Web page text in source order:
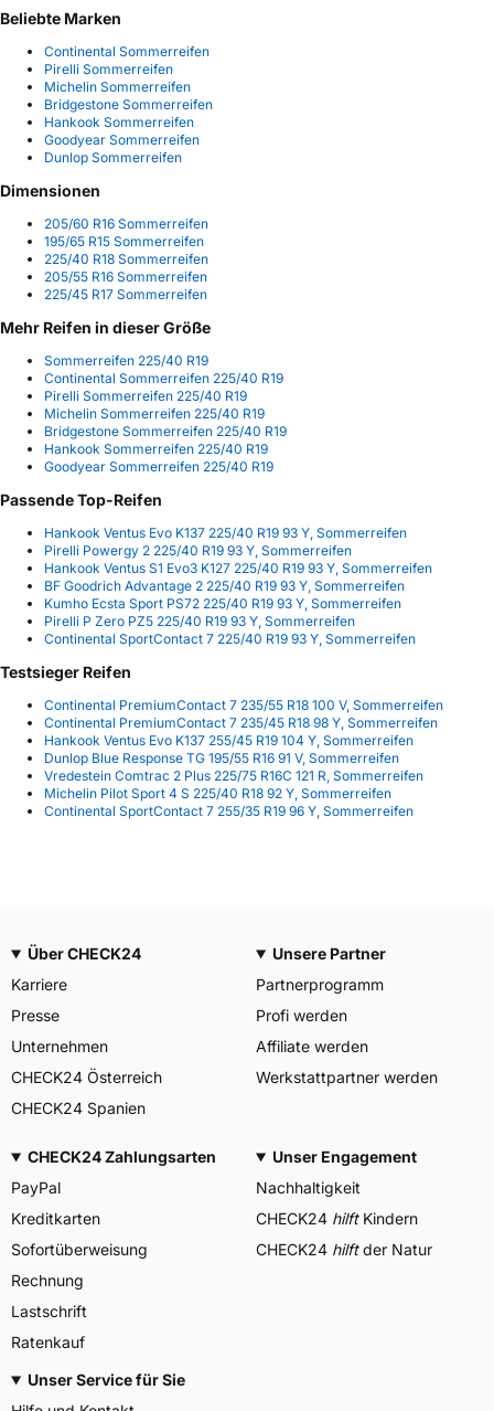
Beliebte Marken
Continental Sommerreifen
Pirelli Sommerreifen
Michelin Sommerreifen
Bridgestone Sommerreifen
Hankook Sommerreifen
Goodyear Sommerreifen
Dunlop Sommerreifen
Dimensionen
205/60 R16 Sommerreifen
195/65 R15 Sommerreifen
225/40 R18 Sommerreifen
205/55 R16 Sommerreifen
225/45 R17 Sommerreifen
Mehr Reifen in dieser Größe
Sommerreifen 225/40 R19
Continental Sommerreifen 225/40 R19
Pirelli Sommerreifen 225/40 R19
Michelin Sommerreifen 225/40 R19
Bridgestone Sommerreifen 225/40 R19
Hankook Sommerreifen 225/40 R19
Goodyear Sommerreifen 225/40 R19
Passende Top-Reifen
Hankook Ventus Evo K137 225/40 R19 93 Y, Sommerreifen
Pirelli Powergy 2 225/40 R19 93 Y, Sommerreifen
Hankook Ventus S1 Evo3 K127 225/40 R19 93 Y, Sommerreifen
BF Goodrich Advantage 2 225/40 R19 93 Y, Sommerreifen
Kumho Ecsta Sport PS72 225/40 R19 93 Y, Sommerreifen
Pirelli P Zero PZ5 225/40 R19 93 Y, Sommerreifen
Continental SportContact 7 225/40 R19 93 Y, Sommerreifen
Testsieger Reifen
Continental PremiumContact 7 235/55 R18 100 V, Sommerreifen
Continental PremiumContact 7 235/45 R18 98 Y, Sommerreifen
Hankook Ventus Evo K137 255/45 R19 104 Y, Sommerreifen
Dunlop Blue Response TG 195/55 R16 91 V, Sommerreifen
Vredestein Comtrac 2 Plus 225/75 R16C 121 R, Sommerreifen
Michelin Pilot Sport 4 S 225/40 R18 92 Y, Sommerreifen
Continental SportContact 7 255/35 R19 96 Y, Sommerreifen
Über CHECK24
Karriere
Presse
Unternehmen
CHECK24 Österreich
CHECK24 Spanien
Unsere Partner
Partnerprogramm
Profi werden
Affiliate werden
Werkstattpartner werden
CHECK24 Zahlungsarten
PayPal
Kreditkarten
Sofortüberweisung
Rechnung
Lastschrift
Ratenkauf
Unser Engagement
Nachhaltigkeit
CHECK24 hilftKindern
CHECK24 hilftder Natur
Unser Service für Sie